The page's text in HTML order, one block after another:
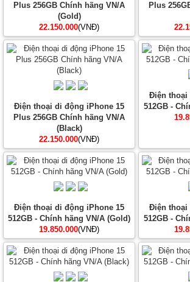
Plus 256GB Chính hãng VN/A
(Gold)
22.150.000(VNĐ)
Plus
Điện thoại di động iPhone 15
Plus 256GB Chính hãng VN/A
(Black)
22.150.000(VNĐ)
Điện thoại
512GB -
Điện thoại di động iPhone 15
512GB - Chính hãng VN/A (Gold)
19.850.000(VNĐ)
Điện thoại
512GB -